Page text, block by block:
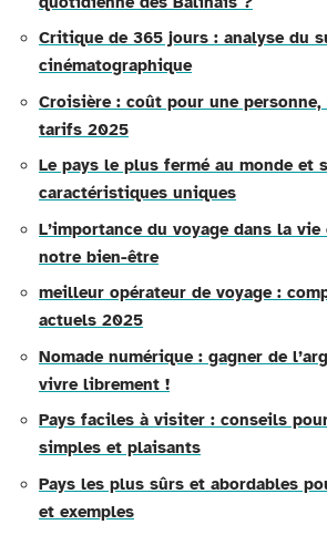
Critique de 365 jours : analyse du
cinématographique
Croisière : coût pour une personne,
tarifs 2025
Le pays le plus fermé au monde et
caractéristiques uniques
L’importance du voyage dans la
notre bien-être
meilleur opérateur de voyage :
actuels 2025
Nomade numérique : gagner de
vivre librement !
Pays faciles à visiter : conseils
simples et plaisants
Pays les plus sûrs et abordables
et exemples